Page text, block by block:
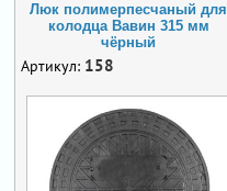
Люк полимерпесчаный для
колодца Вавин 315 мм
чёрный
Артикул: 158